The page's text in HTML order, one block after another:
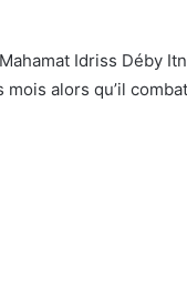
Idriss Déby
alors qu’il